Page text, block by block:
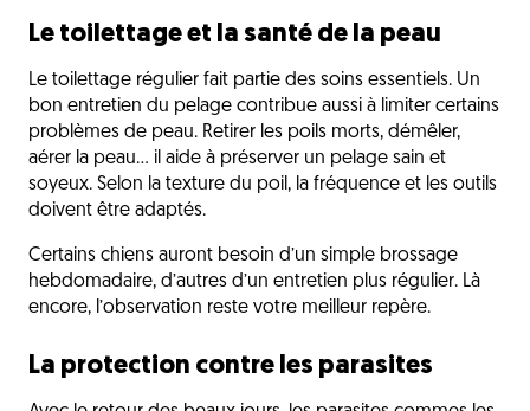
Le toilettage et la santé de la peau
Le toilettage régulier fait partie des soins essentiels. Un
bon entretien du pelage contribue aussi à limiter certains
problèmes de peau. Retirer les poils morts, démêler,
aérer la peau… il aide à préserver un pelage sain et
soyeux. Selon la texture du poil, la fréquence et les outils
doivent être adaptés.
Certains chiens auront besoin d’un simple brossage
hebdomadaire, d’autres d’un entretien plus régulier. Là
encore, l’observation reste votre meilleur repère.
La protection contre les parasites